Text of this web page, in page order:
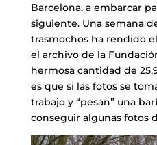
Barcelona, a embarcar
siguiente. Una semana
trasmochos ha rendido
el archivo de la
hermosa cantidad de
es que si las fotos se
trabajo y “pesan” una
conseguir algunas fotos